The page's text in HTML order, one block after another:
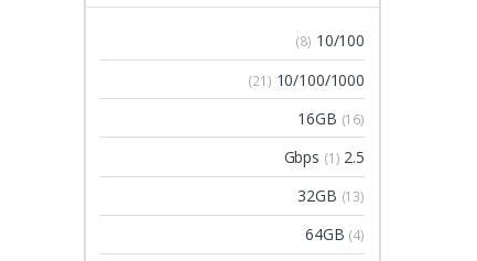
10/100
(8)
10/100/1000
(21)
16GB (16)
2.5 Gbps
(1)
32GB (13)
64GB (4)